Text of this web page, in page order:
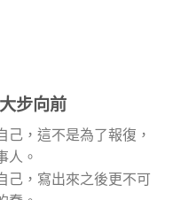
步向前
，這不是為了報復，
人。
己，寫出來之後更不可